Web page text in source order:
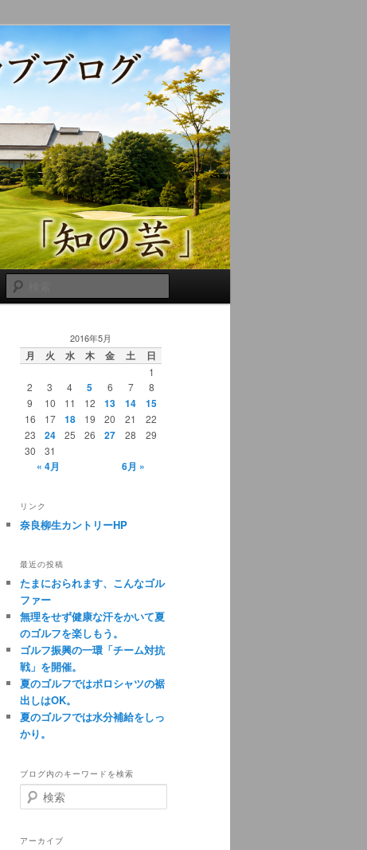
索
2016年5月
月 火 水 木 金 土 日
1
2
3 4 5 6 7
8
9
10 11 12 13 14 15
16 17 18 19 20 21
22
23
24 25 26 27 28
29
30
31
« 4月 6月 »
リンク
奈良柳生カントリーHP
最近の投稿
たまにおられます、こんなゴル
ファー
無理をせず健康な汗をかいて夏
のゴルフを楽しもう。
ゴルフ振興の一環「チーム対抗
戦」を開催。
夏のゴルフではポロシャツの裾
出しはOK。
夏のゴルフでは水分補給をしっ
かり。
ブログ内のキーワードを検索
検
索
アーカイブ